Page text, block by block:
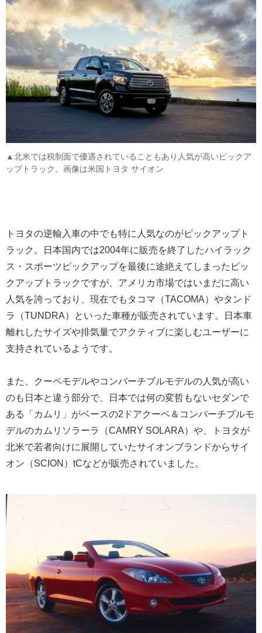
▲北米では税制面で優遇されていることもあり人気が高いピックア
ップトラック。画像は米国トヨタ サイオン
トヨタの逆輸入車の中でも特に人気なのがピックアップト
ラック。日本国内では2004年に販売を終了したハイラック
ス・スポーツピックアップを最後に途絶えてしまったピッ
クアップトラックですが、アメリカ市場ではいまだに高い
人気を誇っており、現在でもタコマ（TACOMA）やタンド
ラ（TUNDRA）といった車種が販売されています。日本車
離れしたサイズや排気量でアクティブに楽しむユーザーに
支持されているようです。
また、クーペモデルやコンバーチブルモデルの人気が高い
のも日本と違う部分で、日本では何の変哲もないセダンで
ある「カムリ」がベースの2ドアクーペ＆コンバーチブルモ
デルのカムリソラーラ（CAMRY SOLARA）や、トヨタが
北米で若者向けに展開していたサイオンブランドからサイ
オン（SCION）tCなどが販売されていました。